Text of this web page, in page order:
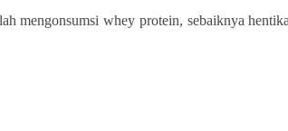
mengonsumsi whey protein, sebaiknya